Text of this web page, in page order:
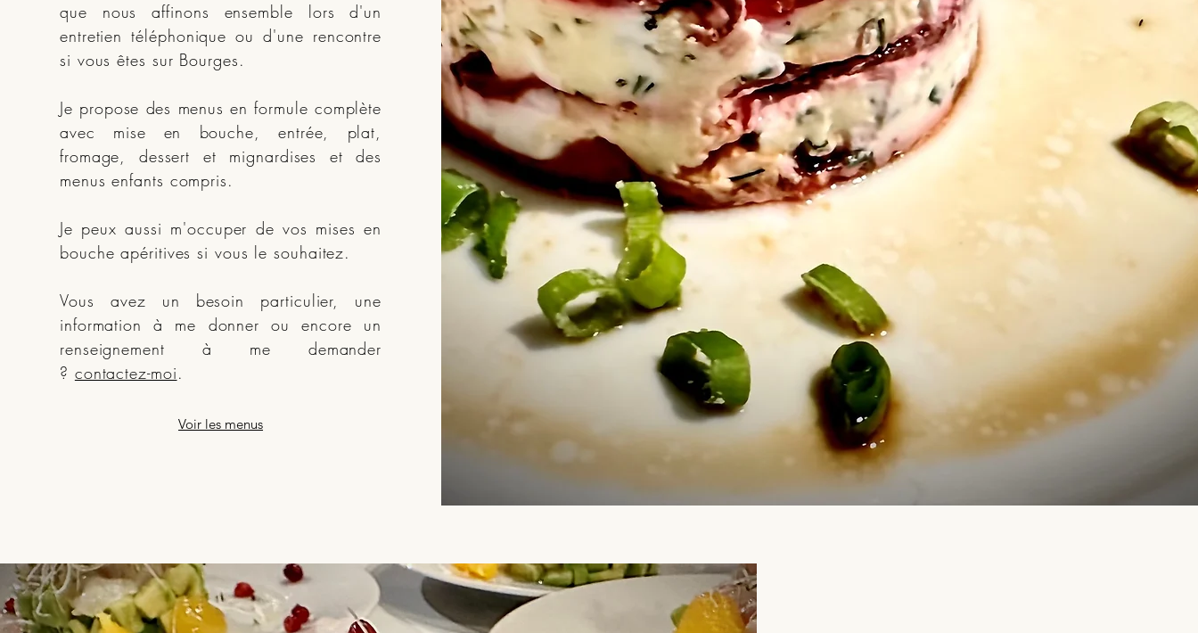
que nous affinons ensemble lors d'un
entretien téléphonique ou d'une rencontre
si vous êtes sur Bourges.
Je propose des menus en formule complète
avec mise en bouche, entrée, plat,
fromage, dessert et mignardises et des
menus enfants compris.
Je peux aussi m'occuper de vos mises en
bouche apéritives si vous le souhaitez.
Vous avez un besoin particulier, une
information à me donner ou encore un
renseignement à me demander
? contactez-moi.
Voir les menus